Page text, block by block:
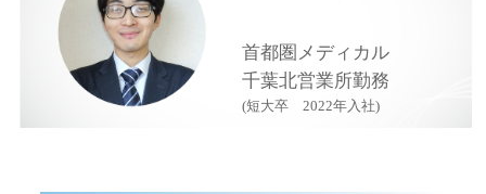
首都圏メディカル
千葉北営業所勤務
(短大卒 2022年入社)